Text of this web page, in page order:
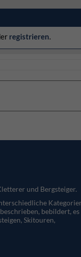
registrieren.
und Bergsteiger.
bebildert, es
Skitouren,